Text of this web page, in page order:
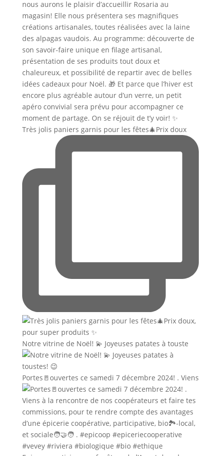
Très jolis paniers garnis pour les fêtes🎄Prix doux
Notre vitrine de Noël! 💫 Joyeuses patates à touste
Portes🚪ouvertes ce samedi 7 décembre 2024! . Viens